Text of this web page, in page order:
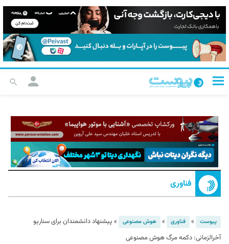
فناوری
پیوست » فناوری » هوش مصنوعی » پیشنهاد دانشمندان برای سناریو
آخرالزمانی: دکمه مرگ هوش مصنوعی